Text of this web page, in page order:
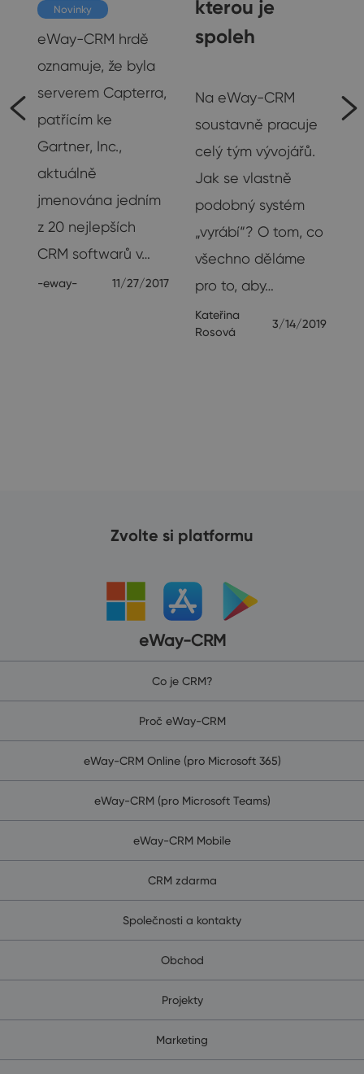
Novinky
eWay-CRM hrdě
oznamuje, že byla
serverem Capterra,
patřícím ke
Gartner, Inc.,
aktuálně
jmenována jedním
z 20 nejlepších
CRM softwarů v…
-eway- 11/27/2017
kterou je
spoleh
Na eWay-CRM
soustavně pracuje
celý tým vývojářů.
Jak se vlastně
podobný systém
„vyrábí“? O tom, co
všechno děláme
pro to, aby…
Kateřina
Rosová
3/14/2019
Zvolte si platformu
eWay-CRM
Co je CRM?
Proč eWay-CRM
eWay-CRM Online (pro Microsoft 365)
eWay-CRM (pro Microsoft Teams)
eWay-CRM Mobile
CRM zdarma
Společnosti a kontakty
Obchod
Projekty
Marketing